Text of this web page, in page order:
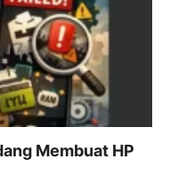
Membuat HP